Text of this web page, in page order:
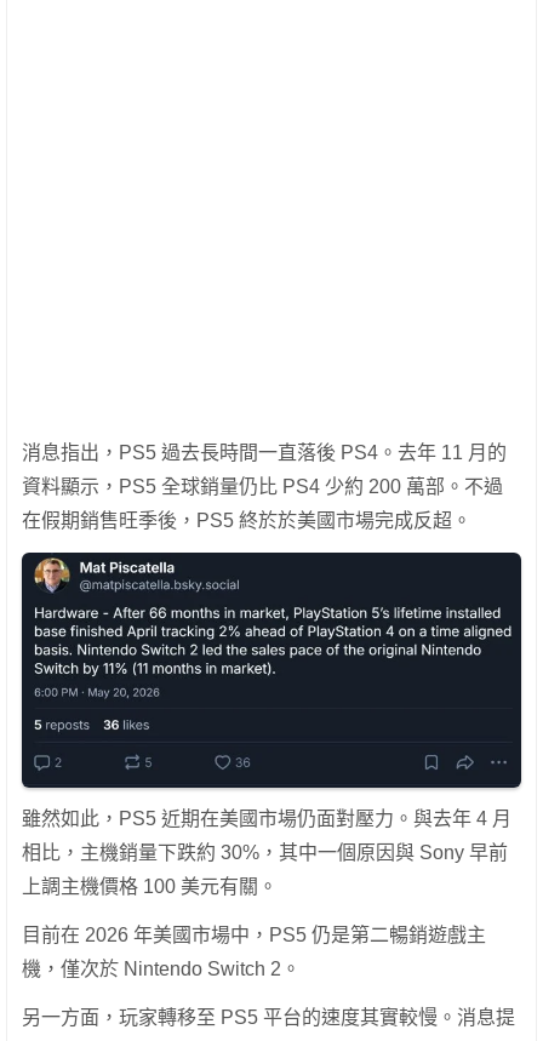
消息指出，PS5 過去長時間一直落後 PS4。去年 11 月的
資料顯示，PS5 全球銷量仍比 PS4 少約 200 萬部。不過
在假期銷售旺季後，PS5 終於於美國市場完成反超。
雖然如此，PS5 近期在美國市場仍面對壓力。與去年 4 月
相比，主機銷量下跌約 30%，其中一個原因與 Sony 早前
上調主機價格 100 美元有關。
目前在 2026 年美國市場中，PS5 仍是第二暢銷遊戲主
機，僅次於 Nintendo Switch 2。
另一方面，玩家轉移至 PS5 平台的速度其實較慢。消息提